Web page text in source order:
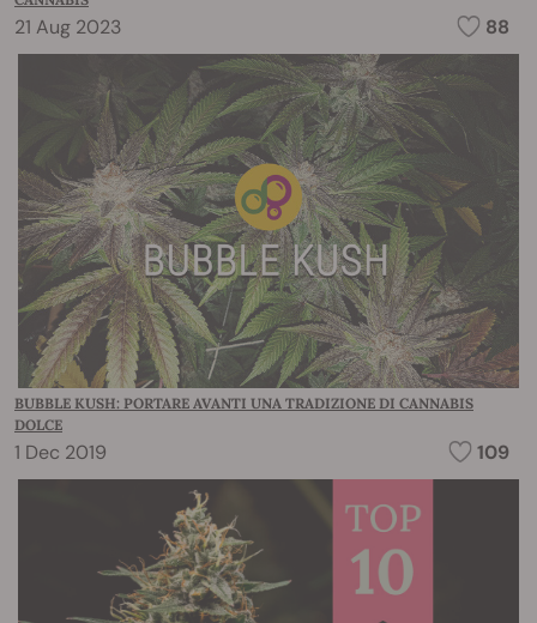
21 Aug 2023 88
BUBBLE KUSH: PORTARE AVANTI UNA TRADIZIONE DI CANNABIS
DOLCE
1 Dec 2019 109